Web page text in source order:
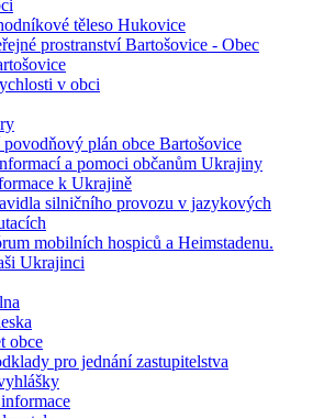
těleso Hukovice
prostranství Bartošovice - Obec
v obci
plán obce Bartošovice
a pomoci občanům Ukrajiny
k Ukrajině
silničního provozu v jazykových
mobilních hospiců a Heimstadenu.
Ukrajinci
obce
pro jednání zastupitelstva